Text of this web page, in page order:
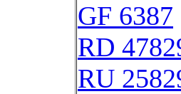
GF 6387
RD
RU